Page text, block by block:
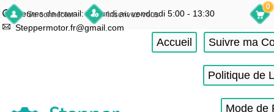
Se connecter Inscrivez-vous
Heures de travail: du lundi au vendredi 5:00 - 13:30
Steppermotor.fr@gmail.com
0
Accueil Suivre ma
Politique de
Mode de